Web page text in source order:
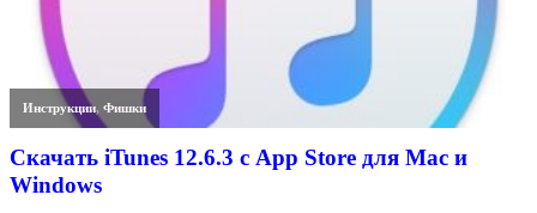
Инструкции,Фишки
Скачать iTunes 12.6.3 с App Store для Mac и
Windows